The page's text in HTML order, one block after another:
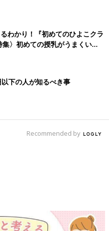
わかり！『初めてのひよこクラ
〉初めての授乳がうまくい
の基本と夏のトラブル 解決テ
下の人が知るべき事
Recommended by